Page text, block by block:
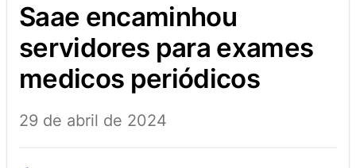
saae encaminhou
servidores para exames
medicos periódicos
29 de abril de 2024